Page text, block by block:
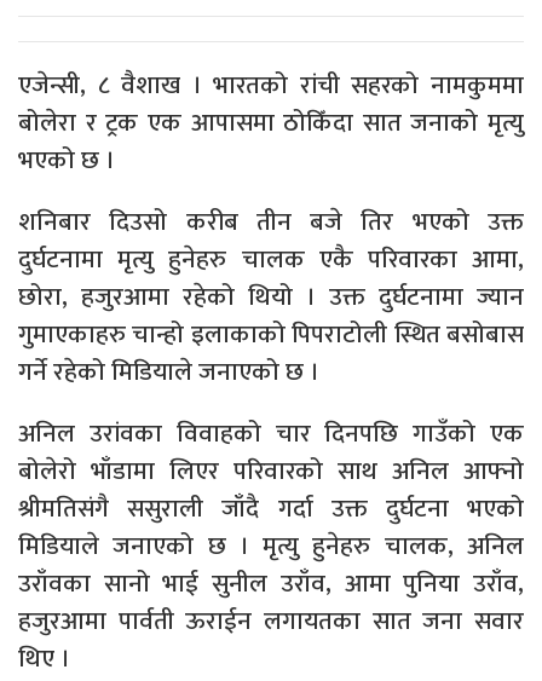
एजेन्सी, ८ वैशाख । भारतको रांची सहरको नामकुममा
बोलेरा र ट्रक एक आपासमा ठोकिँदा सात जनाको मृत्यु
भएको छ ।
शनिबार दिउसो करीब तीन बजे तिर भएको उक्त
दुर्घटनामा मृत्यु हुनेहरु चालक एकै परिवारका आमा,
छोरा, हजुरआमा रहेको थियो । उक्त दुर्घटनामा ज्यान
गुमाएकाहरु चान्हो इलाकाको पिपराटोली स्थित बसोबास
गर्ने रहेको मिडियाले जनाएको छ ।
अनिल उरांवका विवाहको चार दिनपछि गाउँको एक
बोलेरो भाँडामा लिएर परिवारको साथ अनिल आफ्नो
श्रीमतिसंगै ससुराली जाँदै गर्दा उक्त दुर्घटना भएको
मिडियाले जनाएको छ । मृत्यु हुनेहरु चालक, अनिल
उराँवका सानो भाई सुनील उराँव, आमा पुनिया उराँव,
हजुरआमा पार्वती ऊराईन लगायतका सात जना सवार
थिए ।